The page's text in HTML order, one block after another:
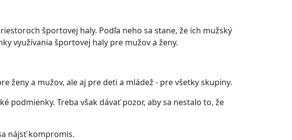
športovej haly. Podľa neho sa stane, že ich mužský
využívania športovej haly pre mužov a ženy.
ženy a mužov, ale aj pre deti a mládež - pre všetky skupiny.
podmienky. Treba však dávať pozor, aby sa nestalo to, že
nájsť kompromis.